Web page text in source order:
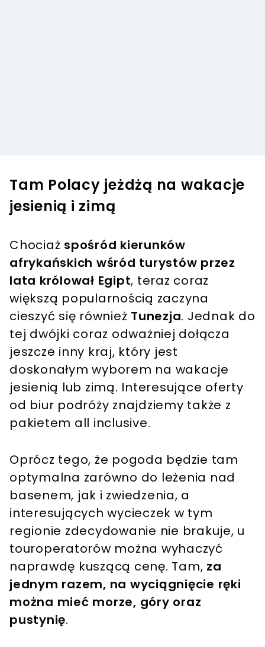
Tam Polacy jeżdżą na wakacje
jesienią i zimą
Chociaż spośród kierunków
afrykańskich wśród turystów przez
lata królował Egipt, teraz coraz
większą popularnością zaczyna
cieszyć się również Tunezja. Jednak do
tej dwójki coraz odważniej dołącza
jeszcze inny kraj, który jest
doskonałym wyborem na wakacje
jesienią lub zimą. Interesujące oferty
od biur podróży znajdziemy także z
pakietem all inclusive.
Oprócz tego, że pogoda będzie tam
optymalna zarówno do leżenia nad
basenem, jak i zwiedzenia, a
interesujących wycieczek w tym
regionie zdecydowanie nie brakuje, u
touroperatorów można wyhaczyć
naprawdę kuszącą cenę. Tam, za
jednym razem, na wyciągnięcie ręki
można mieć morze, góry oraz
pustynię.